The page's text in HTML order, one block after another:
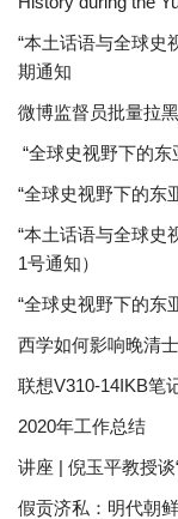
“本土话语与全球史
期通知
微博监督员批量拉
“全球史视野下的
“全球史视野下的东
“本土话语与全球史
1号通知）
“全球史视野下的东
西学如何影响晚清
联想V310-14IKB笔
2020年工作总结
讲座 | 倪玉平教授
假贡济私：明代朝